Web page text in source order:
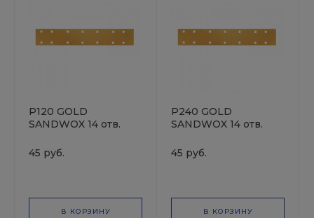
P120 GOLD
SANDWOX 14 отв.
шлифовальная на
бумажной основе,
45 руб.
В КОРЗИНУ
P240 GOLD
SANDWOX 14 отв.
шлифовальная на
бумажной основе,
45 руб.
В КОРЗИНУ